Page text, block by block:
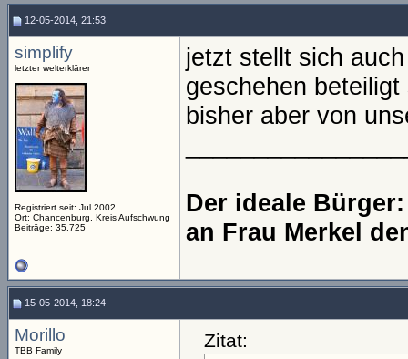
12-05-2014, 21:53
simplify
letzter welterklärer
Registriert seit: Jul 2002
Ort: Chancenburg, Kreis Aufschwung
Beiträge: 35.725
jetzt stellt sich
geschehen
bisher aber von
Der ideale
an Frau Merkel
15-05-2014, 18:24
Morillo
TBB Family Zitat: